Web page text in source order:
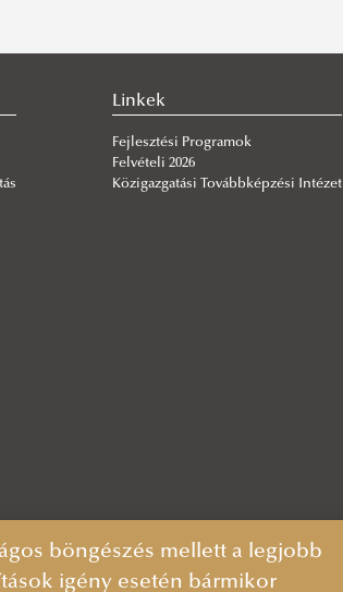
Linkek
Fejlesztési Programok
Felvételi 2026
Közigazgatási Továbbképzési Intézet
böngészés mellett a legjobb
igény esetén bármikor